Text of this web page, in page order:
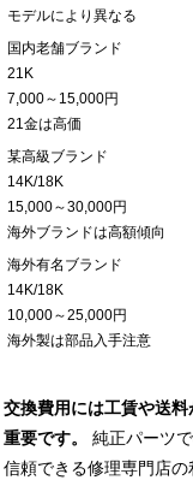
モデルにより異なる
国内老舗ブランド
21K
7,000～15,000円
21金は高価
某高級ブランド
14K/18K
15,000～30,000円
海外ブランドは高額傾向
海外有名ブランド
14K/18K
10,000～25,000円
海外製は部品入手注意
交換費用には工賃や送
重要です。
純正パーツ
信頼できる修理専門店の